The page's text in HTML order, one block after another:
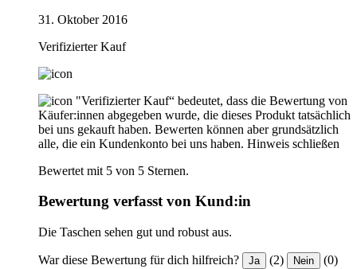
31. Oktober 2016
Verifizierter Kauf
"Verifizierter Kauf“ bedeutet, dass die Bewertung von
Käufer:innen abgegeben wurde, die dieses Produkt tatsächlich
bei uns gekauft haben. Bewerten können aber grundsätzlich
alle, die ein Kundenkonto bei uns haben. Hinweis schließen
Bewertet mit 5 von 5 Sternen.
Bewertung verfasst von Kund:in
Die Taschen sehen gut und robust aus.
War diese Bewertung für dich hilfreich? Ja (2) Nein (0)